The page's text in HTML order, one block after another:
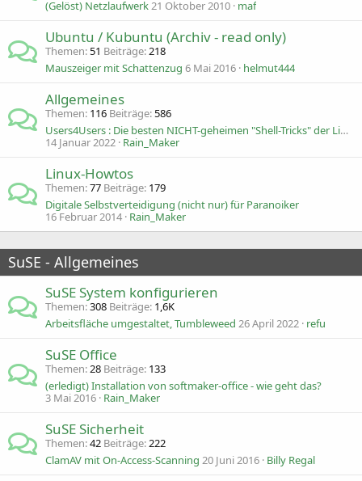
(Gelöst) Netzlaufwerk21 Oktober 2010 maf
Ubuntu / Kubuntu (Archiv - read only)
Themen 51 Beiträge 218
Mauszeiger mit Schattenzug 6 Mai 2016 helmut444
Allgemeines
Themen 116 Beiträge 586
Users4Users : Die besten NICHT-geheimen "Shell-Tricks" der Linux-User
14 Januar 2022 Rain_Maker
Linux-Howtos
Themen 77 Beiträge 179
Digitale Selbstverteidigung (nicht nur) für Paranoiker
16 Februar 2014 Rain_Maker
SuSE - Allgemeines
SuSE System konfigurieren
Themen 308 Beiträge 1,6K
Arbeitsfläche umgestaltet, Tumbleweed 26 April 2022 refu
SuSE Office
Themen 28 Beiträge 133
(erledigt) Installation von softmaker-office - wie geht das?
3 Mai 2016 Rain_Maker
SuSE Sicherheit
Themen 42 Beiträge 222
ClamAV mit On-Access-Scanning 20 Juni 2016 Billy Regal